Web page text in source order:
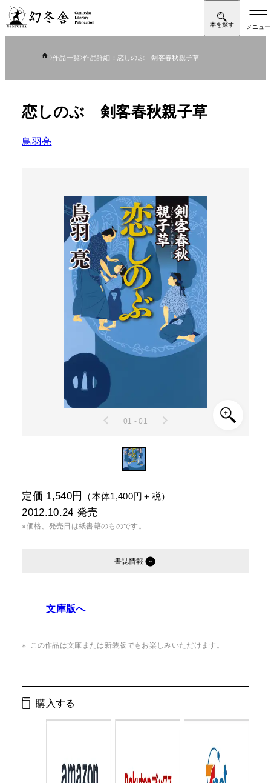
作品一覧 作品詳細：恋しのぶ 剣客春秋親子草
恋しのぶ 剣客春秋親子草
鳥羽亮
01 - 01
定価 1,540円 （本体1,400円＋税）
2012.10.24 発売
※価格、発売日は紙書籍のものです。
書誌情報
ISBN： 9784344022676
文庫版へ
この作品は文庫または新装版でもお楽しみいただけます。
購入する